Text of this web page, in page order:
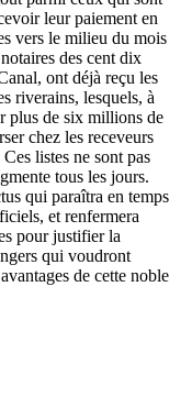
leur paiement en
vers le milieu du mois
des cent dix
ont déjà reçu les
riverains, lesquels, à
plus de six millions de
chez les receveurs
listes ne sont pas
tous les jours.
qui paraîtra en temps
et renfermera
pour justifier la
qui voudront
de cette noble